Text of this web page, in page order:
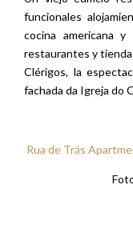
funcionales
cocina americana
restaurantes y
Clérigos, la
fachada da Igreja do
Rua de Trás